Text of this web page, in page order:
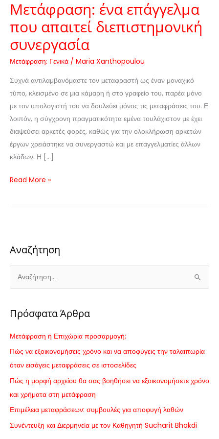
Μετάφραση: ένα επάγγελμα
που απαιτεί διεπιστημονική
συνεργασία
Μετάφραση: Γενικά / Maria Xanthopoulou
Συχνά αντιλαμβανόμαστε τον μεταφραστή ως έναν μοναχικό
τύπο, κλεισμένο σε μια κάμαρη ή στο γραφείο του, παρέα μόνο
με τον υπολογιστή του να δουλεύει μόνος τις μεταφράσεις του. Ε
λοιπόν, η σύγχρονη πραγματικότητα εμένα τουλάχιστον με έχει
διαψεύσει αρκετές φορές, καθώς για την ολοκλήρωση αρκετών
έργων χρειάστηκε να συνεργαστώ και με επαγγελματίες άλλων
κλάδων. Η […]
Read More »
Αναζήτηση
ν
ζ
ή
τ
η
ι
α
Πρόσφατα Άρθρα
Μετάφραση ή Επιχώρια προσαρμογή;
Πώς να εξοικονομήσεις χρόνο και να αποφύγεις την ταλαιπωρία
όταν εισάγεις μεταφράσεις σε ιστοσελίδες
Πώς η μορφή αρχείου θα σας βοηθήσει να εξοικονομήσετε χρόνο
και χρήματα στη μετάφραση
Επιμέλεια μεταφράσεων: συμβουλές για αποφυγή λαθών
Συνέντευξη και Διερμηνεία με τον Καθηγητή Sucharit Bhakdi